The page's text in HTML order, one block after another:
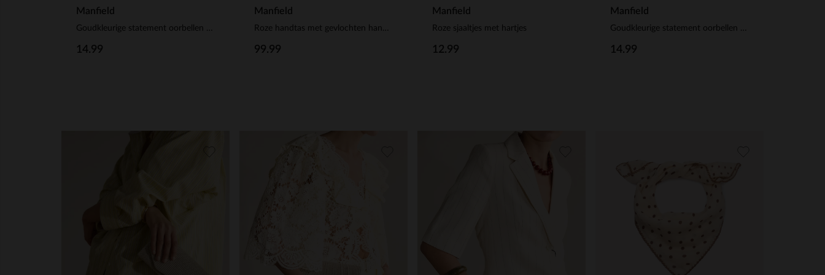
Manfield
Goudkleurige statement oorbellen met groene statement pieces
14.99
Manfield
Roze handtas met gevlochten handvat
99.99
Manfield
Roze sjaaltjes met hartjes
12.99
Manfield
Goudkleurige statement oorbellen met beige statement pieces
14.99